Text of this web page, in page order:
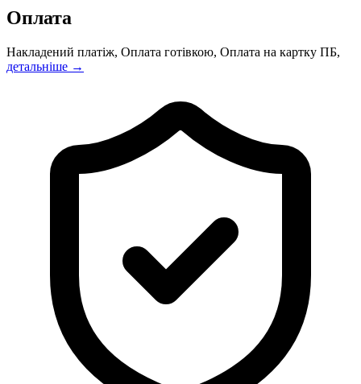
Оплата
Накладений платіж, Оплата готівкою, Оплата на картку ПБ,
детальніше →